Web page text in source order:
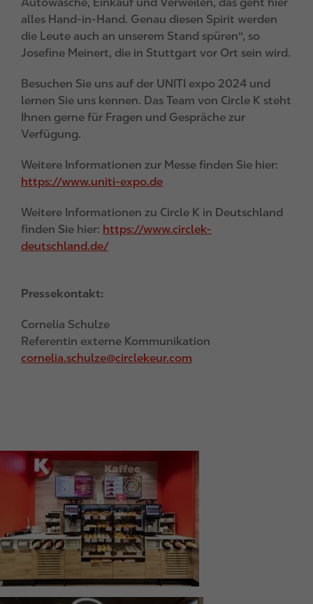
Autowäsche, Einkauf und Verweilen, das geht hier
alles Hand-in-Hand. Genau diesen Spirit werden
die Leute auch an unserem Stand spüren“, so
Josefine Meinert, die in Stuttgart vor Ort sein wird.
Besuchen Sie uns auf der UNITI expo 2024 und
lernen Sie uns kennen. Das Team von Circle K steht
Ihnen gerne für Fragen und Gespräche zur
Verfügung.
Weitere Informationen zur Messe finden Sie hier:
https://www.uniti-expo.de
Weitere Informationen zu Circle K in Deutschland
finden Sie hier: https://www.circlek-
deutschland.de/
Pressekontakt:
Cornelia Schulze
Referentin externe Kommunikation
cornelia.schulze@circlekeur.com